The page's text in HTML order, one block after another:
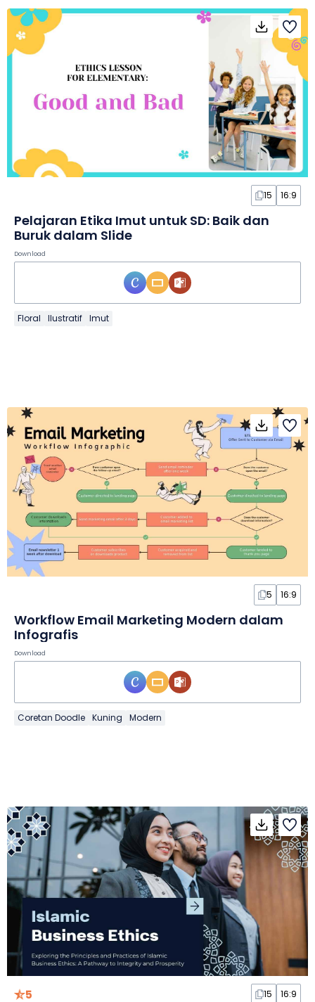
15 16:9
Pelajaran Etika Imut untuk SD: Baik dan
Buruk dalam Slide
Download
Floral Ilustratif Imut
5 16:9
Workflow Email Marketing Modern dalam
Infografis
Download
Coretan Doodle Kuning Modern
5 15 16:9